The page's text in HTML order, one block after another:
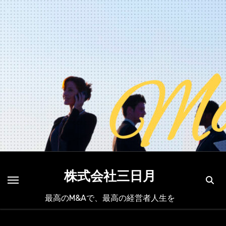
内
容
を
ス
キ
ッ
プ
株式会社三日月
最高のM&Aで、最高の経営者人生を